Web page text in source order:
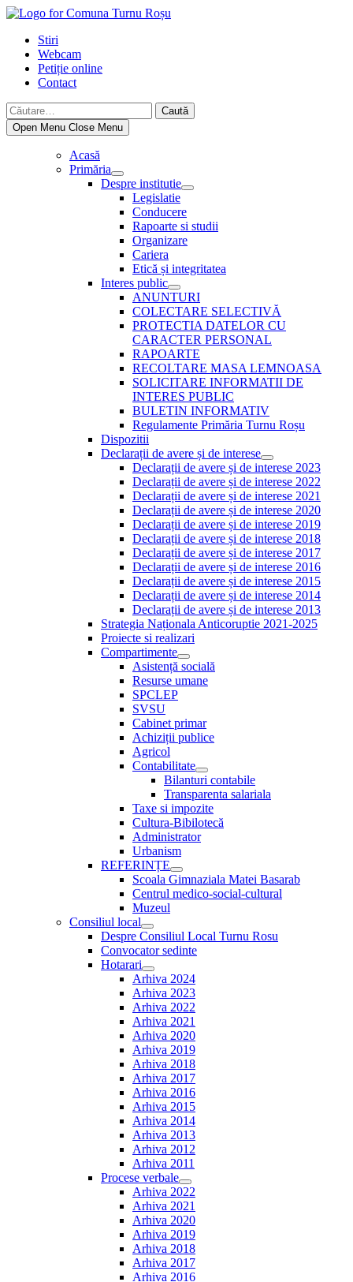
Skip
contentStiri
Webcam
Petiție online
Contact
Caută
după:
Open Menu Close Menu
Acasă
Primăria
Show
sub
menu
Despre institutie
Show
Legislatie
Conducere
Rapoarte si studii
Organizare
Cariera
Etică și integritatea
Interes public
Show
sub
menu
ANUNTURI
COLECTARE SELECTIVĂ
PROTECTIA DATELOR CU
CARACTER PERSONAL
RAPOARTE
RECOLTARE MASA LEMNOASA
SOLICITARE INFORMATII DE
INTERES PUBLIC
BULETIN INFORMATIV
Regulamente Primăria Turnu Roșu
Dispozitii
Declarații de avere și de interese
Show
sub
menu
Declarații de avere și de interese 2023
Declarații de avere și de interese 2022
Declarații de avere și de interese 2021
Declarații de avere și de interese 2020
Declarații de avere și de interese 2019
Declarații de avere și de interese 2018
Declarații de avere și de interese 2017
Declarații de avere și de interese 2016
Declarații de avere și de interese 2015
Declarații de avere și de interese 2014
Declarații de avere și de interese 2013
Strategia Naționala Anticoruptie 2021-2025
Proiecte si realizari
Compartimente
Show
sub
menu
Asistență socială
Resurse umane
SPCLEP
SVSU
Cabinet primar
Achiziții publice
Agricol
Contabilitate
Show
sub
menu
Bilanturi contabile
Transparenta salariala
Taxe si impozite
Cultura-Bibilotecă
Administrator
Urbanism
REFERINȚE
Show
sub
menu
Scoala Gimnaziala Matei Basarab
Centrul medico-social-cultural
Muzeul
Consiliul local
Show
sub
menu
Despre Consiliul Local Turnu Rosu
Convocator sedinte
Hotarari
Show
sub
menu
Arhiva 2024
Arhiva 2023
Arhiva 2022
Arhiva 2021
Arhiva 2020
Arhiva 2019
Arhiva 2018
Arhiva 2017
Arhiva 2016
Arhiva 2015
Arhiva 2014
Arhiva 2013
Arhiva 2012
Arhiva 2011
Procese verbale
Show
sub
menu
Arhiva 2022
Arhiva 2021
Arhiva 2020
Arhiva 2019
Arhiva 2018
Arhiva 2017
Arhiva 2016